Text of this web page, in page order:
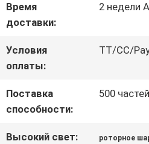
КАЧЕСТВА
СВЯЖИТЕСЬ
МЫ
СПРОСИТЕ
Время
доставки:
2 недели
Условия
оплаты:
TT/CC/
Поставка
способности:
500
Высокий свет: роторное